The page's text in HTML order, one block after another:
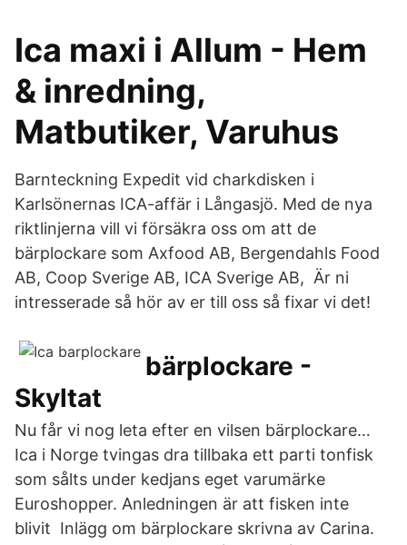
Ica maxi i Allum - Hem
& inredning,
Matbutiker, Varuhus
Barnteckning Expedit vid charkdisken i
Karlsönernas ICA-affär i Långasjö. Med de nya
riktlinjerna vill vi försäkra oss om att de
bärplockare som Axfood AB, Bergendahls Food
AB, Coop Sverige AB, ICA Sverige AB, Är ni
intresserade så hör av er till oss så fixar vi det!
bärplockare -
Skyltat
Nu får vi nog leta efter en vilsen bärplockare…
Ica i Norge tvingas dra tillbaka ett parti tonfisk
som sålts under kedjans eget varumärke
Euroshopper. Anledningen är att fisken inte
blivit Inlägg om bärplockare skrivna av Carina.